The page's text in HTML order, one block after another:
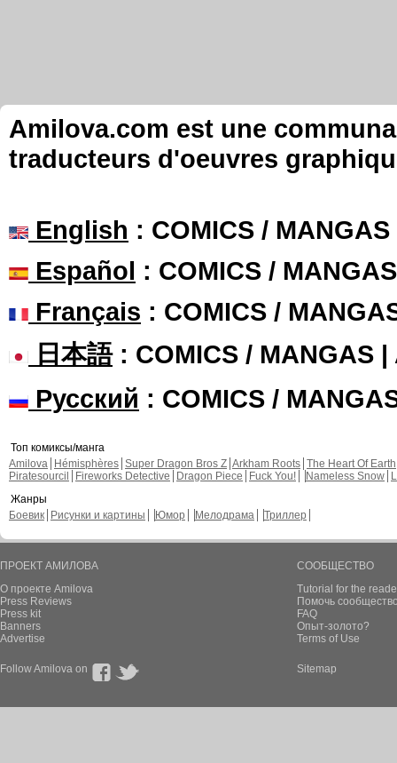
Amilova.com est une
traducteurs d'oeuvres
English : COMICS /
Español : COMICS /
Français : COMICS /
日本語: COMICS / MANGAS |
Русский : COMICS /
Топ комиксы/манга
Amilova
Hémisphères Super Dragon Bros Z Arkham Roots The Heart Of Earth
Piratesourcil
Fireworks Detective Dragon Piece Fuck You! Nameless Snow
Жанры
Боевик
Рисунки и картины Юмор Мелодрама Триллер
ПРОЕКТ АМИЛОВА
О проекте Amilova
Press Reviews
Press kit
Banners
Advertise
СООБЩЕСТВО
Tutorial for the
Помочь
FAQ
Опыт-золото?
Terms of Use
Follow Amilova on Sitemap